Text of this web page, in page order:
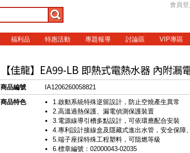
會員登
福利品 特惠活動 專題報導 討論區 VIP專區
【佳龍】EA99-LB 即熱式電熱水器 內附漏
商品編號
IA1206260058821
商品特色
1.啟動系統特殊逆留設計，防止空燒產生異常
2.高溫過熱保護、漏電偵測保護裝置
3.電源線導引槽多點設計，可依環應配合安裝
4.專利設計接線盒及隱藏式進出水管，安全保障
5.端子座採特殊工程塑料，可阻燃等級
6.標章編號：02000043-02035